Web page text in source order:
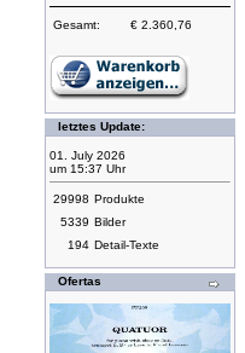
Gesamt: € 2.360,76
letztes Update:
01. July 2026
um 15:37 Uhr
29998 Produkte
5339 Bilder
194 Detail-Texte
Ofertas